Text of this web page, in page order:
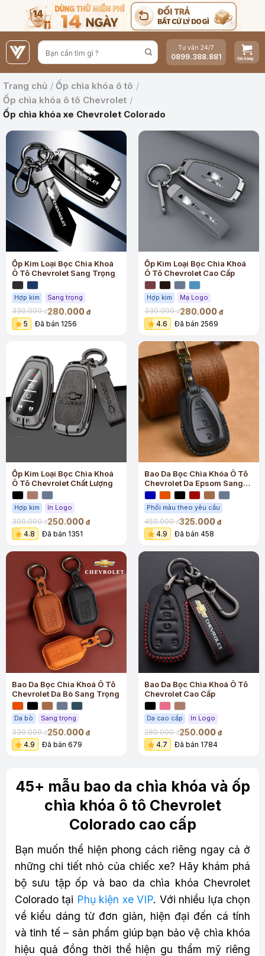
nội
dung
Tư vấn 24/7
0899.388.881
Trang chủ / Ốp chìa khóa ô tô /
Ốp chìa khóa ô tô Chevrolet /
Ốp chìa khóa xe Chevrolet Colorado
Ốp Kim Loại Bọc Chìa Khoá
Ô Tô Chevrolet Sang Trọng
Hợp kim Sang trọng
330.000đ280.000 đ
5 Đã bán 1256
Ốp Kim Loại Bọc Chìa Khoá
Ô Tô Chevrolet Cao Cấp
Hợp kim Mạ Logo
330.000đ280.000 đ
4.6 Đã bán 2569
Ốp Kim Loại Bọc Chìa Khoá
Ô Tô Chevrolet Chất Lượng
Hợp kim In Logo
300.000đ250.000 đ
4.8 Đã bán 1351
Bao Da Bọc Chìa Khóa Ô Tô
Chevrolet Da Epsom Sang
Trọng
Phối màu theo yêu cầu
450.000đ325.000 đ
4.9 Đã bán 458
Bao Da Bọc Chìa Khoá Ô Tô
Chevrolet Da Bò Sang Trọng
Da bò Sang trọng
330.000đ250.000 đ
4.9 Đã bán 679
Bao Da Bọc Chìa Khoá Ô Tô
Chevrolet Cao Cấp
Da cao cấp In Logo
280.000đ250.000 đ
4.7 Đã bán 1784
45+ mẫu bao da chìa khóa và ốp
chìa khóa ô tô Chevrolet
Colorado cao cấp
Bạn muốn thể hiện phong cách riêng ngay cả ở
những chi tiết nhỏ của chiếc xe? Hãy khám phá
bộ sưu tập ốp và bao da chìa khóa Chevrolet
Colorado tại Phụ kiện xe VIP. Với nhiều lựa chọn
về kiểu dáng từ đơn giản, hiện đại đến cá tính
và tinh tế – sản phẩm giúp bạn bảo vệ chìa khóa
hiệu quả đồng thời thể hiện gu thẩm mỹ riêng